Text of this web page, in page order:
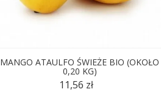
MANGO ATAULFO ŚWIEŻE BIO (OKOŁO
0,20 KG)
11,56 zł